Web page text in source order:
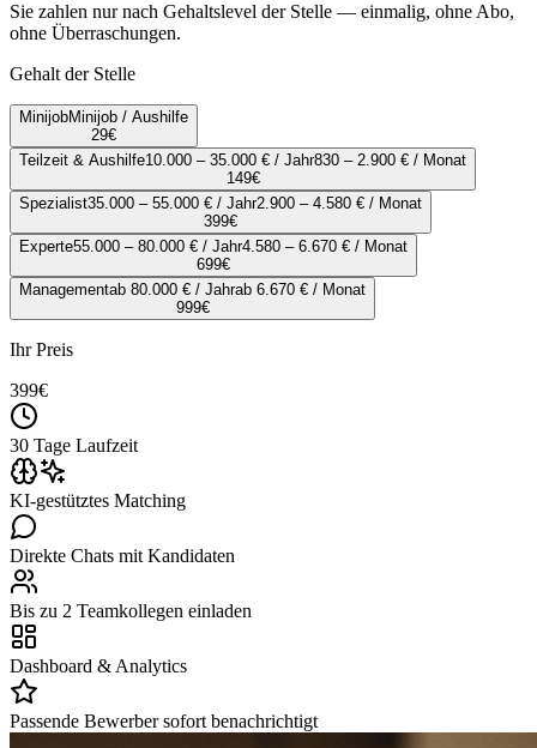
Sie zahlen nur nach Gehaltslevel der Stelle — einmalig, ohne Abo,
ohne Überraschungen.
Gehalt der Stelle
MinijobMinijob / Aushilfe
29€
Teilzeit & Aushilfe10.000 – 35.000 € / Jahr830 – 2.900 € / Monat
149€
Spezialist35.000 – 55.000 € / Jahr2.900 – 4.580 € / Monat
399€
Experte55.000 – 80.000 € / Jahr4.580 – 6.670 € / Monat
699€
Managementab 80.000 € / Jahrab 6.670 € / Monat
999€
Ihr Preis
399€
30 Tage Laufzeit
KI-gestütztes Matching
Direkte Chats mit Kandidaten
Bis zu 2 Teamkollegen einladen
Dashboard & Analytics
Passende Bewerber sofort benachrichtigt